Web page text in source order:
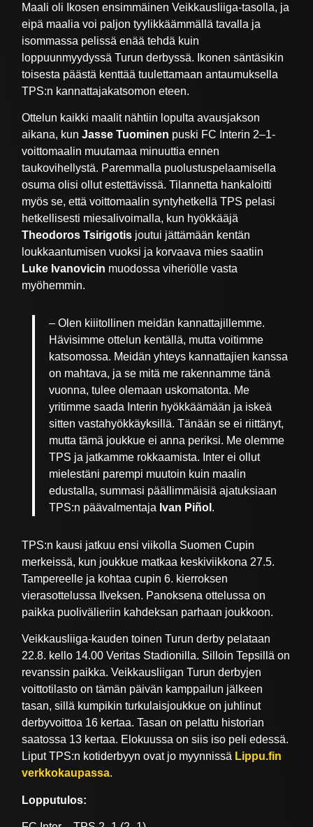
Maali oli Ikosen ensimmäinen Veikkausliiga-tasolla, ja
eipä maalia voi paljon tyylikkäämmällä tavalla ja
isommassa pelissä enää tehdä kuin
loppuunmyydyssä Turun derbyssä. Ikonen säntäsikin
toisesta päästä kenttää tuulettamaan antaumuksella
TPS:n kannattajakatsomon eteen.
Ottelun kaikki maalit nähtiin lopulta avausjakson
aikana, kunJasse Tuominen puski FC Interin 2–1-
voittomaalin muutamaa minuuttia ennen
taukovihellystä. Paremmalla puolustuspelaamisella
osuma olisi ollut estettävissä. Tilannetta hankaloitti
myös se, että voittomaalin syntyhetkellä TPS pelasi
hetkellisesti miesalivoimalla, kun hyökkääjä
Theodoros Tsirigotis joutui jättämään kentän
loukkaantumisen vuoksi ja korvaava mies saatiin
Luke Ivanovicin muodossa viheriölle vasta
myöhemmin.
– Olen kiiitollinen meidän kannattajillemme.
Hävisimme ottelun kentällä, mutta voitimme
katsomossa. Meidän yhteys kannattajien kanssa
on mahtava, ja se mitä me rakennamme tänä
vuonna, tulee olemaan uskomatonta. Me
yritimme saada Interin hyökkäämään ja iskeä
sitten vastahyökkäyksillä. Tänään se ei riittänyt,
mutta tämä joukkue ei anna periksi. Me olemme
TPS ja jatkamme rokkaamista. Inter ei ollut
mielestäni parempi muutoin kuin maalin
edustalla, summasi päällimmäisiä ajatuksiaan
TPS:n päävalmentaja Ivan Piñol .
TPS:n kausi jatkuu ensi viikolla Suomen Cupin
merkeissä, kun joukkue matkaa keskiviikkona 27.5.
Tampereelle ja kohtaa cupin 6. kierroksen
vierasottelussa Ilveksen. Panoksena ottelussa on
paikka puolivälieriin kahdeksan parhaan joukkoon.
Veikkausliiga-kauden toinen Turun derby pelataan
22.8. kello 14.00 Veritas Stadionilla. Silloin Tepsillä on
revanssin paikka. Veikkausliigan Turun derbyjen
voittotilasto on tämän päivän kamppailun jälkeen
tasan, sillä kumpikin turkulaisjoukkue on juhlinut
derbyvoittoa 16 kertaa. Tasan on pelattu historian
saatossa 13 kertaa. Elokuussa on siis iso peli edessä.
Liput TPS:n kotiderbyyn ovat jo myynnissä Lippu.fin
verkkokaupassa.
Lopputulos: